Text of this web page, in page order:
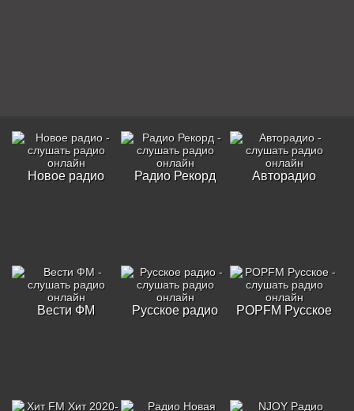
Новое радио Радио Рекорд Авторадио
Вести ФМ Русское радио POPFM Русское